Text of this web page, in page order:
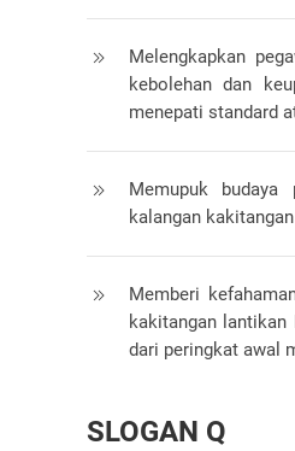
Melengkapkan
kebolehan dan
menepati standard
Memupuk budaya
kalangan
Memberi
kakitangan lantikan
dari peringkat awal
SLOGAN Q